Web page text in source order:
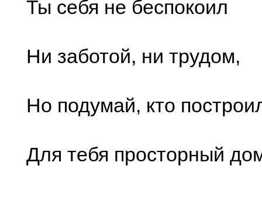
Ты себя не беспокоил
Ни заботой, ни трудом,
Но подумай, кто
Для тебя просторный